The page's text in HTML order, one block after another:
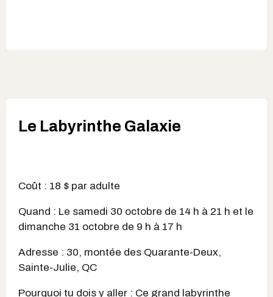
Le Labyrinthe Galaxie
Coût : 18 $ par adulte
Quand : Le samedi 30 octobre de 14 h à 21 h et le
dimanche 31 octobre de 9 h à 17 h
Adresse : 30, montée des Quarante-Deux,
Sainte-Julie, QC
Pourquoi tu dois y aller : Ce grand labyrinthe